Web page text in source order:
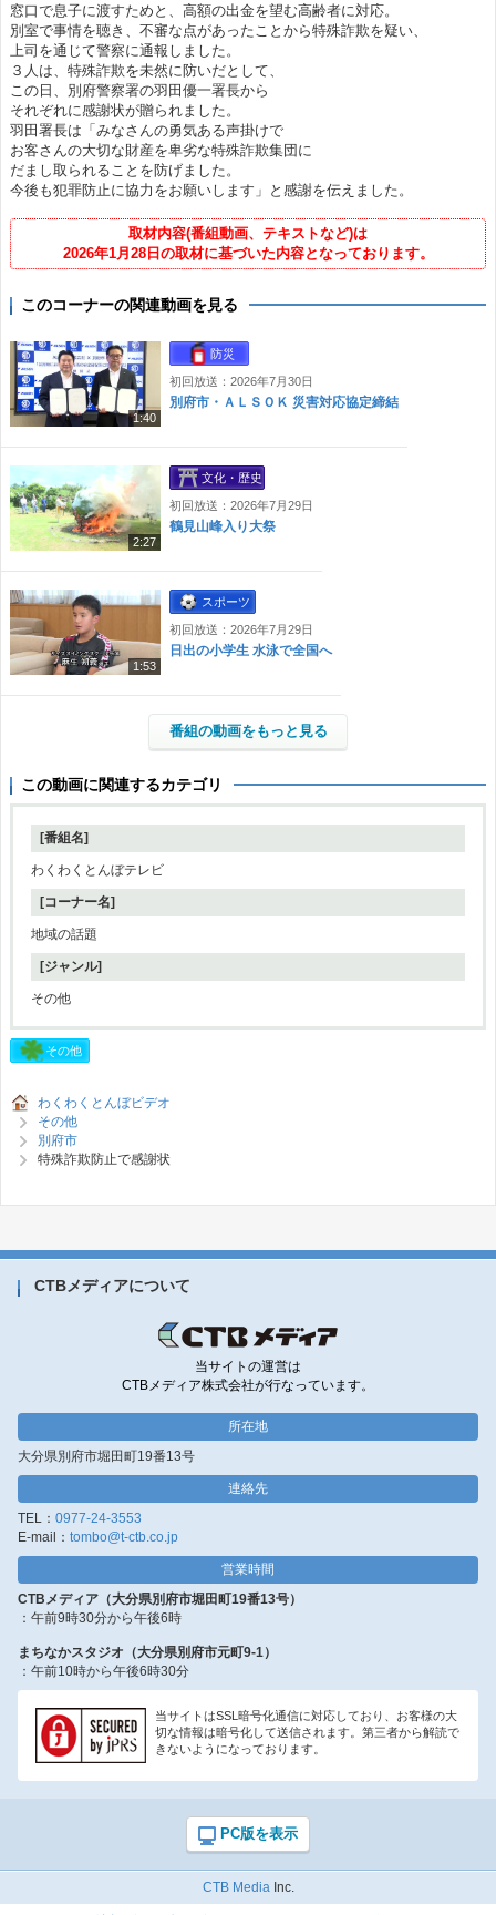
窓口で息子に渡すためと、高額の出金を望む高齢者に対応。
別室で事情を聴き、不審な点があったことから特殊詐欺を疑い、
上司を通じて警察に通報しました。
３人は、特殊詐欺を未然に防いだとして、
この日、別府警察署の羽田優一署長から
それぞれに感謝状が贈られました。
羽田署長は「みなさんの勇気ある声掛けで
お客さんの大切な財産を卑劣な特殊詐欺集団に
だまし取られることを防げました。
今後も犯罪防止に協力をお願いします」と感謝を伝えました。
取材内容(番組動画、テキストなど)は
2026年1月28日の取材に基づいた内容となっております。
このコーナーの関連動画を見る
1:40
防災
初回放送：2026年7月30日
別府市・ＡＬＳＯＫ 災害対応協定締結
2:27
文化・歴史
初回放送：2026年7月29日
鶴見山峰入り大祭
1:53
スポーツ
初回放送：2026年7月29日
日出の小学生 水泳で全国へ
番組の動画をもっと見る
この動画に関連するカテゴリ
[番組名]
わくわくとんぼテレビ
[コーナー名]
地域の話題
[ジャンル]
その他
その他
わくわくとんぼビデオ
その他
別府市
特殊詐欺防止で感謝状
CTBメディアについて
当サイトの運営は
CTBメディア株式会社が行なっています。
所在地
大分県別府市堀田町19番13号
連絡先
TEL： 0977-24-3553
E-mail： tombo@t-ctb.co.jp
営業時間
CTBメディア（大分県別府市堀田町19番13号）
：午前9時30分から午後6時
まちなかスタジオ（大分県別府市元町9-1）
：午前10時から午後6時30分
当サイトはSSL暗号化通信に対応しており、お客様の大
切な情報は暗号化して送信されます。第三者から解読で
きないようになっております。
CTB MediaInc.